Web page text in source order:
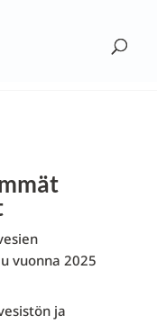
vuonna 2025
ja